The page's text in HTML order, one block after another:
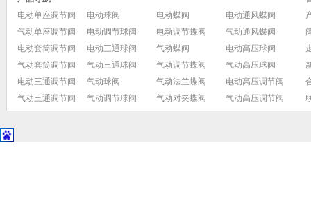
电动单座调节阀
气动单座调节阀
电动套筒调节阀
气动套筒调节阀
电动三通调节阀
气动三通调节阀
电动球阀
电动调节球阀
电动三通球阀
气动三通球阀
气动球阀
气动调节球阀
电动蝶阀
电动调节蝶阀
气动蝶阀
气动调节蝶阀
气动法兰蝶阀
气动对夹蝶阀
电动通风蝶阀
气动通风蝶阀
电动高压球阀
气动高压球阀
电动高压调节阀
气动高压调节阀